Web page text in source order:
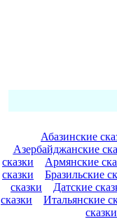
Абазинские
Азербайджанские
сказки
Армянские
сказки
Бразильские
сказки
Датские
сказки
Итальянские
сказки